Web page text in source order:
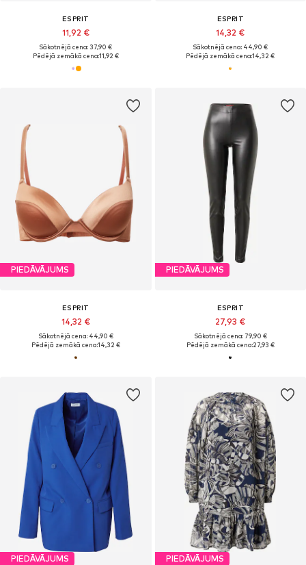
ESPRIT
11,92 €
Sākotnējā cena: 37,90 €
Pēdējā zemākā cena:11,92 €
ESPRIT
14,32 €
Sākotnējā cena: 44,90 €
Pēdējā zemākā cena:14,32 €
PIEDĀVĀJUMS
ESPRIT
14,32 €
Sākotnējā cena: 44,90 €
Pēdējā zemākā cena:14,32 €
PIEDĀVĀJUMS
ESPRIT
27,93 €
Sākotnējā cena: 79,90 €
Pēdējā zemākā cena:27,93 €
PIEDĀVĀJUMS PIEDĀVĀJUMS